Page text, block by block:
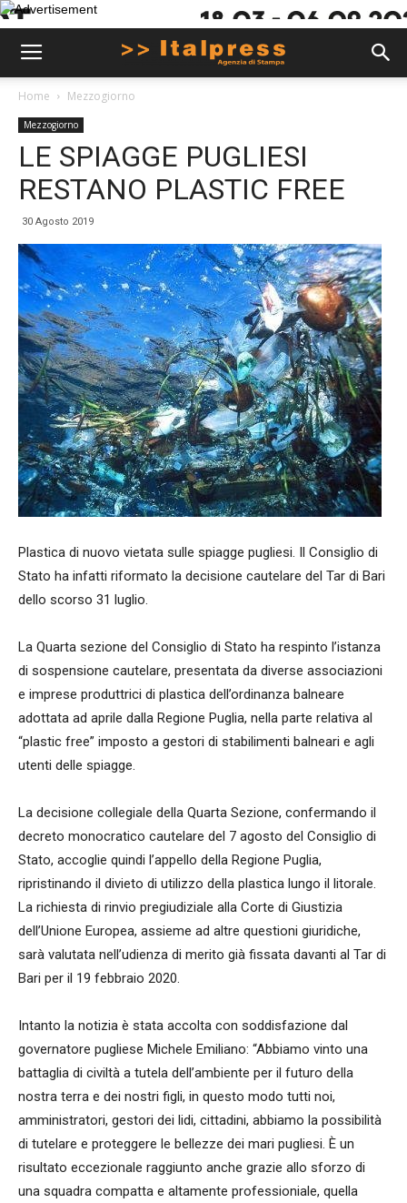
Home Mezzogiorno
Mezzogiorno
LE SPIAGGE PUGLIESI
RESTANO PLASTIC FREE
30 Agosto 2019
Plastica di nuovo vietata sulle spiagge pugliesi. Il Consiglio di
Stato ha infatti riformato la decisione cautelare del Tar di Bari
dello scorso 31 luglio.
La Quarta sezione del Consiglio di Stato ha respinto l’istanza
di sospensione cautelare, presentata da diverse associazioni
e imprese produttrici di plastica dell’ordinanza balneare
adottata ad aprile dalla Regione Puglia, nella parte relativa al
“plastic free” imposto a gestori di stabilimenti balneari e agli
utenti delle spiagge.
La decisione collegiale della Quarta Sezione, confermando il
decreto monocratico cautelare del 7 agosto del Consiglio di
Stato, accoglie quindi l’appello della Regione Puglia,
ripristinando il divieto di utilizzo della plastica lungo il litorale.
La richiesta di rinvio pregiudiziale alla Corte di Giustizia
dell’Unione Europea, assieme ad altre questioni giuridiche,
sarà valutata nell’udienza di merito già fissata davanti al Tar di
Bari per il 19 febbraio 2020.
Intanto la notizia è stata accolta con soddisfazione dal
governatore pugliese Michele Emiliano: “Abbiamo vinto una
battaglia di civiltà a tutela dell’ambiente per il futuro della
nostra terra e dei nostri figli, in questo modo tutti noi,
amministratori, gestori dei lidi, cittadini, abbiamo la possibilità
di tutelare e proteggere le bellezze dei mari pugliesi. È un
risultato eccezionale raggiunto anche grazie allo sforzo di
una squadra compatta e altamente professioniale, quella